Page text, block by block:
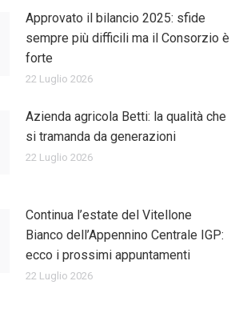
Approvato il bilancio 2025: sfide
sempre più difficili ma il Consorzio è
forte
22 Luglio 2026
Azienda agricola Betti: la qualità che
si tramanda da generazioni
22 Luglio 2026
Continua l’estate del Vitellone
Bianco dell’Appennino Centrale IGP:
ecco i prossimi appuntamenti
22 Luglio 2026